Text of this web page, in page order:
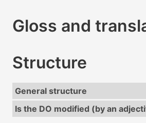
Gloss and
Structure
General structure
Is the DO modified (by an